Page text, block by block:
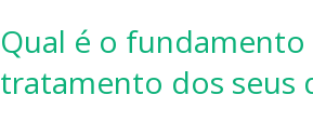
Qual é o fundamento
tratamento dos seus